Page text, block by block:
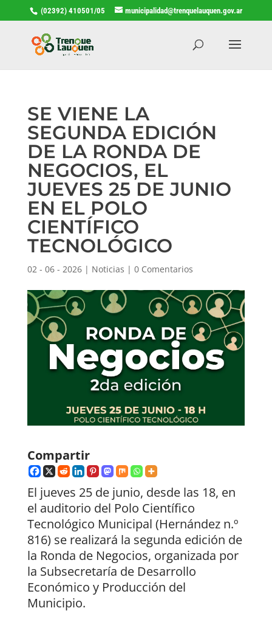
(02392) 410501/05 municipalidad@trenquelauquen.gov.ar
SE VIENE LA
SEGUNDA EDICIÓN
DE LA RONDA DE
NEGOCIOS, EL
JUEVES 25 DE JUNIO
EN EL POLO
CIENTÍFICO
TECNOLÓGICO
02 - 06 - 2026| Noticias | 0 Comentarios
Compartir
El jueves 25 de junio, desde las 18, en
el auditorio del Polo Científico
Tecnológico Municipal (Hernández n.º
816) se realizará la segunda edición de
la Ronda de Negocios, organizada por
la Subsecretaría de Desarrollo
Económico y Producción del
Municipio.